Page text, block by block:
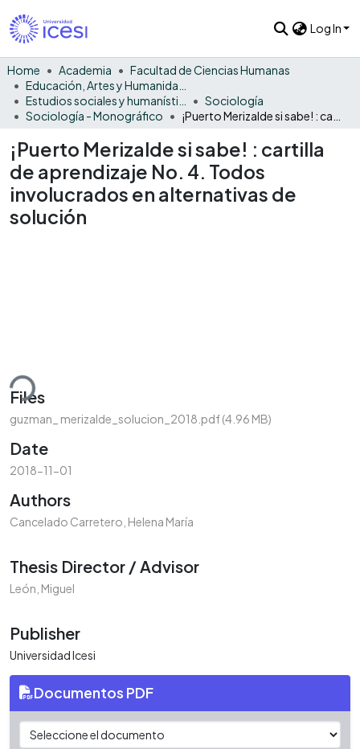
Log In
Home Academia
Facultad de Ciencias Humanas
Sociología
Sociología - Monográfico
¡Puerto Merizalde si sabe! : cartilla
de aprendizaje No. 4. Todos
involucrados en alternativas de
solución
Files
guzman_ merizalde_solucion_2018.pdf(4.96 MB)
Date
2018-11-01
Authors
Cancelado Carretero, Helena María
Thesis Director / Advisor
León, Miguel
Publisher
Universidad Icesi
Documentos PDF